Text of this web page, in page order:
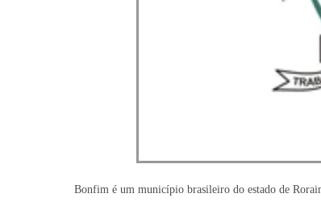
Bonfim é um município brasileiro do estado de